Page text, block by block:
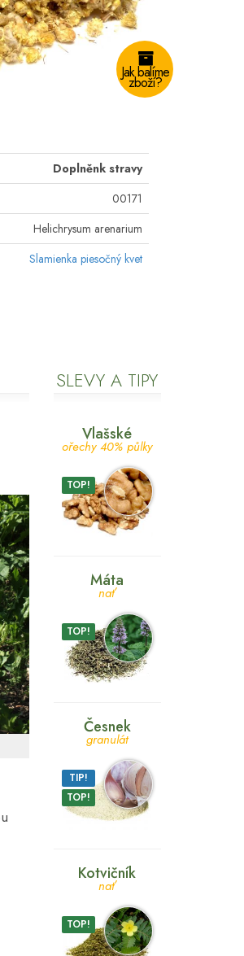
Jak balíme
zboží?
Doplněnk stravy
00171
Helichrysum arenarium
Slamienka piesočný kvet
SLEVY A TIPY
Vlašské
ořechy 40% půlky
TOP!
Máta
nať
TOP!
Česnek
granulát
TIP!
TOP!
Kotvičník
nať
TOP!